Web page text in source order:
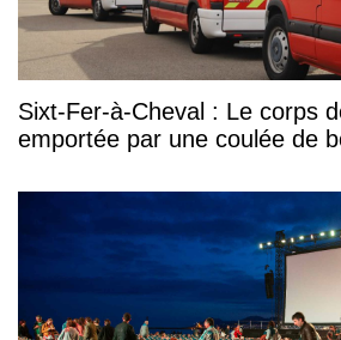
Sixt-Fer-à-Cheval : Le corps
emportée par une coulée de